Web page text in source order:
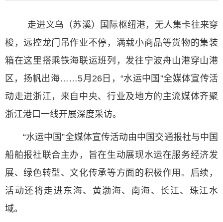
走进义乌（苏溪）国际枢纽港，无人集卡往来穿
梭，远控龙门吊作业不停，满载小商品等货物的集装
箱在这里搭乘铁海联运班列，发往宁波舟山港穿山港
区，扬帆出海……5月26日，“水运中国”全媒体宣传活
动走进浙江，来自中央、行业及地方的主流媒体齐聚
浙江港口一线开展深度采访。
“水运中国”全媒体宣传活动由中国交通报社与中国
船舶报社联合主办，旨在生动展现水运在服务经济发
展、绿色转型、文化传承等方面的积极作用。后续，
活动还将走进东海、黄渤海、南海、长江、珠江水
域。